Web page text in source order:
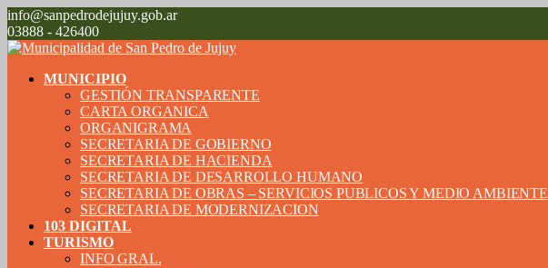
info@sanpedrodejujuy.gob.ar
03888 - 426400
MUNICIPIO
GESTIÓN TRANSPARENTE
CARTA ORGANICA
ORGANIGRAMA
SECRETARIA DE GOBIERNO
SECRETARIA DE HACIENDA
SECRETARIA DE DESARROLLO HUMANO
SECRETARIA DE OBRAS – SERVICIOS PUBLICOS Y MEDIO AMBIENTE
SECRETARIA DE MODERNIZACION
103 DIGITAL
TURISMO
INFO GRAL.